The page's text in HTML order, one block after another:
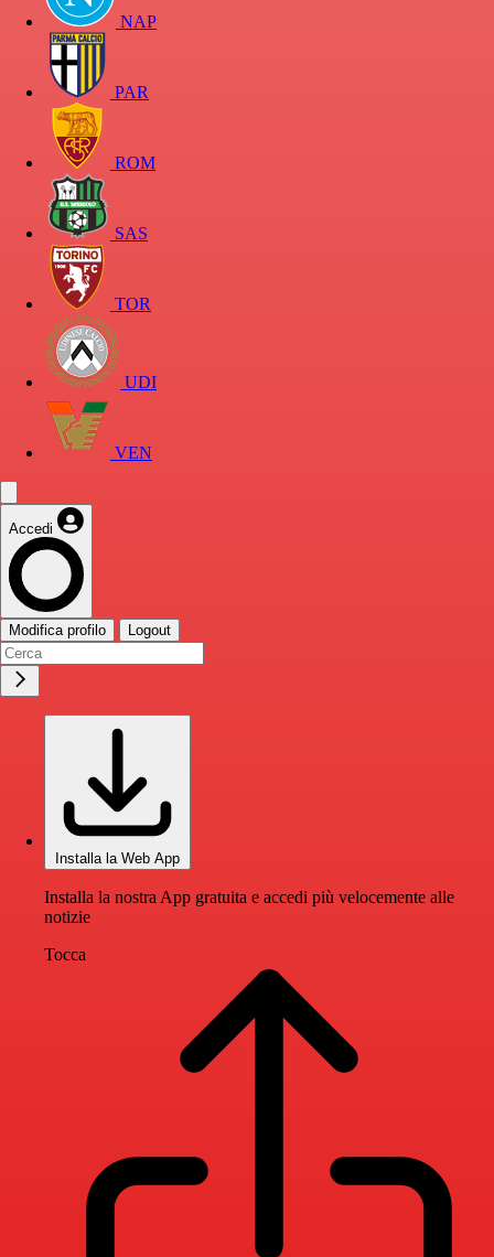
NAP
PAR
ROM
SAS
TOR
UDI
VEN
Accedi
Modifica profilo Logout
Installa la Web App
Installa la nostra App gratuita e accedi più velocemente alle
notizie
Tocca